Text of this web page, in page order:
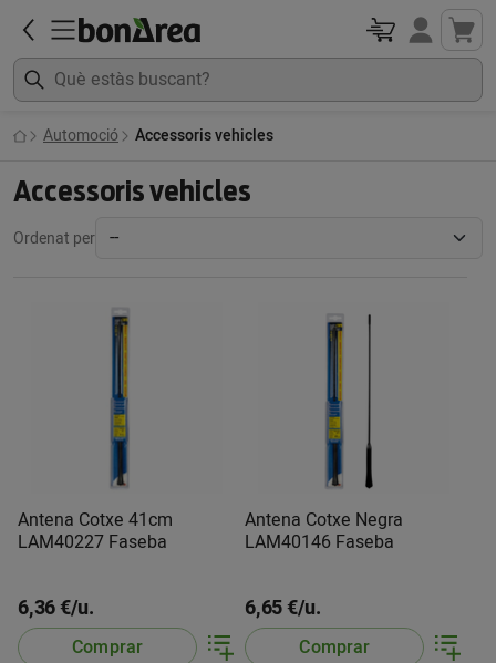
Automoció Accessoris vehicles
Accessoris vehicles
Ordenat per
Antena Cotxe 41cm
LAM40227 Faseba
6,36 €/u.
Comprar
Antena Cotxe Negra
LAM40146 Faseba
6,65 €/u.
Comprar